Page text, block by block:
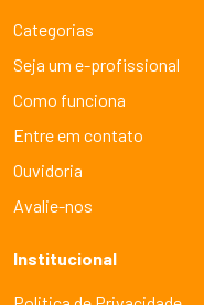
Categorias
Seja um e-profissional
Como funciona
Entre em contato
Ouvidoria
Avalie-nos
Institucional